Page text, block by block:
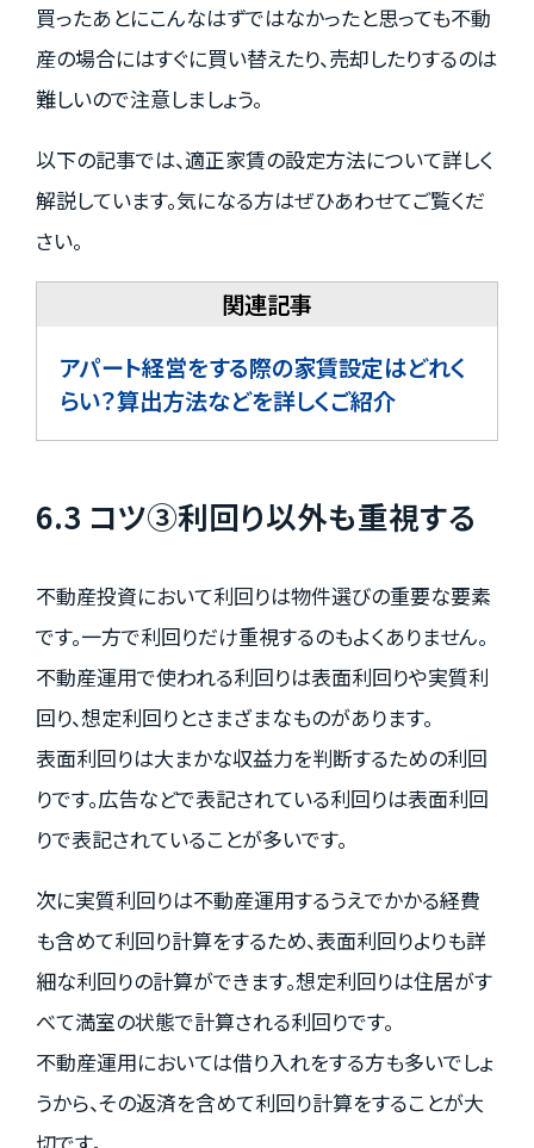
買ったあとにこんなはずではなかったと思っても不動
産の場合にはすぐに買い替えたり、売却したりするのは
難しいので注意しましょう。
以下の記事では、適正家賃の設定方法について詳しく
解説しています。気になる方はぜひあわせてご覧くだ
さい。
アパート経営をする際の家賃設定はどれく
らい？算出方法などを詳しくご紹介
6.3 コツ③利回り以外も重視する
不動産投資において利回りは物件選びの重要な要素
です。一方で利回りだけ重視するのもよくありません。
不動産運用で使われる利回りは表面利回りや実質利
回り、想定利回りとさまざまなものがあります。
表面利回りは大まかな収益力を判断するための利回
りです。広告などで表記されている利回りは表面利回
りで表記されていることが多いです。
次に実質利回りは不動産運用するうえでかかる経費
も含めて利回り計算をするため、表面利回りよりも詳
細な利回りの計算ができます。想定利回りは住居がす
べて満室の状態で計算される利回りです。
不動産運用においては借り入れをする方も多いでしょ
うから、その返済を含めて利回り計算をすることが大